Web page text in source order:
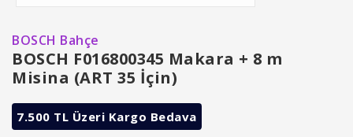
BOSCH Bahçe
BOSCH F016800345 Makara + 8 m
Misina (ART 35 İçin)
7.500 TL Üzeri Kargo Bedava